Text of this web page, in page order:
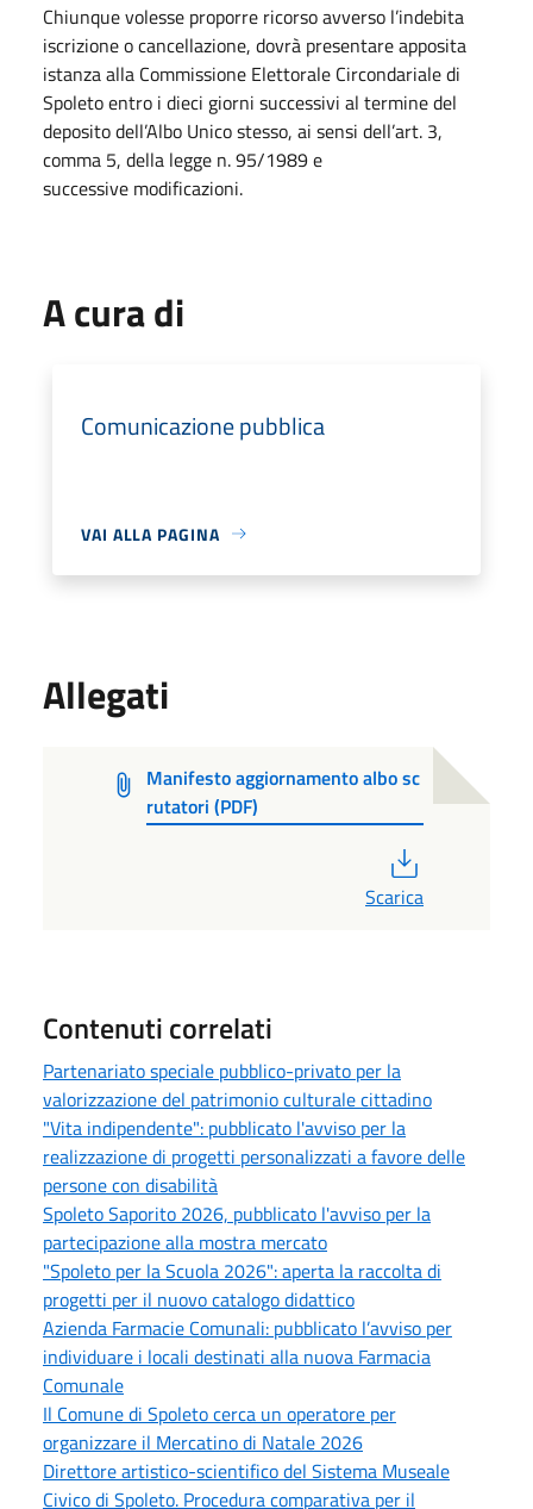
Chiunque volesse proporre ricorso avverso l’indebita
iscrizione o cancellazione, dovrà presentare apposita
istanza alla Commissione Elettorale Circondariale di
Spoleto entro i dieci giorni successivi al termine del
deposito dell’Albo Unico stesso, ai sensi dell’art. 3,
comma 5, della legge n. 95/1989 e
successive modificazioni.
A cura di
Comunicazione pubblica
VAI ALLA PAGINA
Allegati
Manifesto aggiornamento albo sc
rutatori (PDF)
Scarica
Contenuti correlati
Partenariato speciale pubblico-privato per la
valorizzazione del patrimonio culturale cittadino
"Vita indipendente": pubblicato l'avviso per la
realizzazione di progetti personalizzati a favore delle
persone con disabilità
Spoleto Saporito 2026, pubblicato l'avviso per la
partecipazione alla mostra mercato
"Spoleto per la Scuola 2026": aperta la raccolta di
progetti per il nuovo catalogo didattico
Azienda Farmacie Comunali: pubblicato l’avviso per
individuare i locali destinati alla nuova Farmacia
Comunale
Il Comune di Spoleto cerca un operatore per
organizzare il Mercatino di Natale 2026
Direttore artistico-scientifico del Sistema Museale
Civico di Spoleto. Procedura comparativa per il